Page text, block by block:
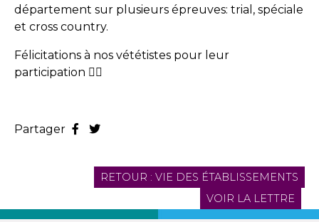
département sur plusieurs épreuves: trial, spéciale
et cross country.
Félicitations à nos vététistes pour leur
participation 🚴‍♂️
Partager
RETOUR : VIE DES ÉTABLISSEMENTS
VOIR LA LETTRE